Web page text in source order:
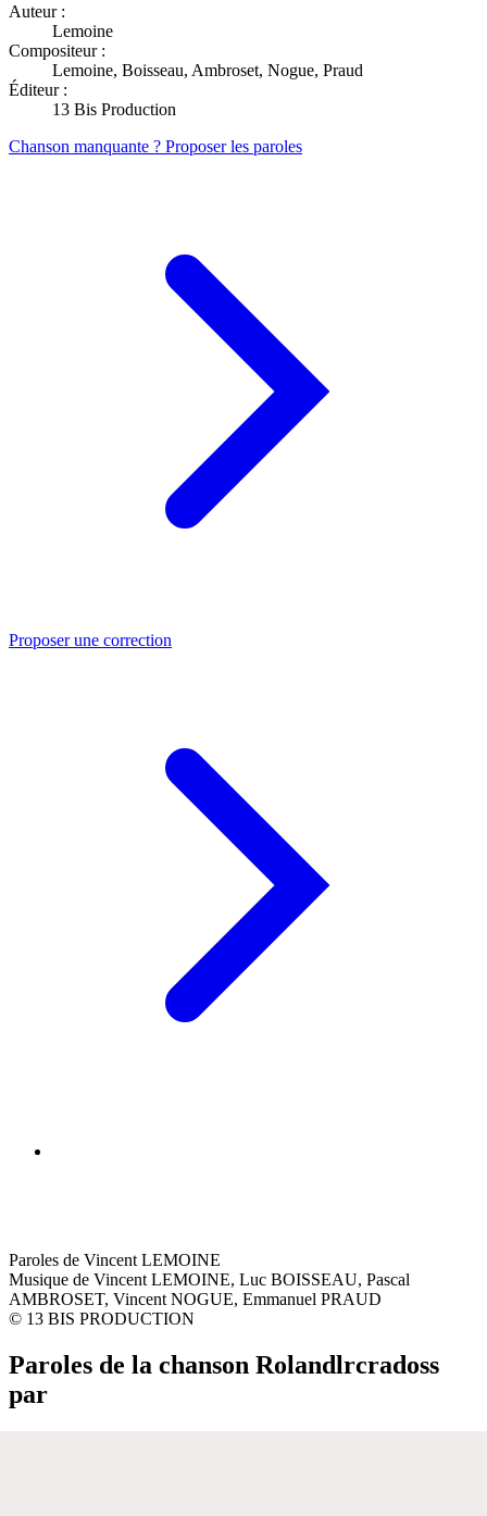
Auteur :
Lemoine
Compositeur :
Lemoine, Boisseau, Ambroset, Nogue, Praud
Éditeur :
13 Bis Production
Chanson manquante ? Proposer les paroles
Proposer une correction
Paroles de Vincent LEMOINE
Musique de Vincent LEMOINE, Luc BOISSEAU, Pascal
AMBROSET, Vincent NOGUE, Emmanuel PRAUD
© 13 BIS PRODUCTION
Paroles de la chanson Rolandlrcradoss
par